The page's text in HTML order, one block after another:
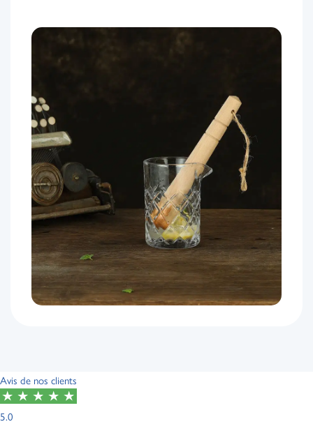
Avis de nos clients
5.0